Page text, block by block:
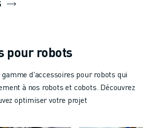
pour robots
d'accessoires pour robots qui
à nos robots et cobots. Découvrez
optimiser votre projet